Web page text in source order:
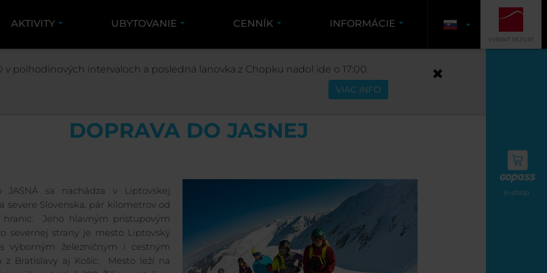
e-shop
AKTIVITY UBYTOVANIE CENNÍK INFORMÁCIE
VYBRAŤ REZORT
INFORMÁCIE DOPRAVA DO JASNEJ
DOPRAVA DO JASNEJ
JASNÁ sa nachádza v Liptovskej
severe Slovenska, pár kilometrov od
hraníc. Jeho hlavným prístupovým
severnej strany je mesto Liptovský
výborným železničným i cestným
z Bratislavy aj Košíc. Mesto leží na
v polhodinových intervaloch a posledná lanovka z Chopku nadol ide o 17:00.
VIAC INFO